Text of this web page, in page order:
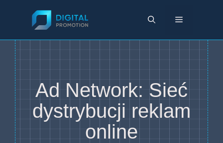
Menu
Ad Network: Sieć
dystrybucji reklam
online